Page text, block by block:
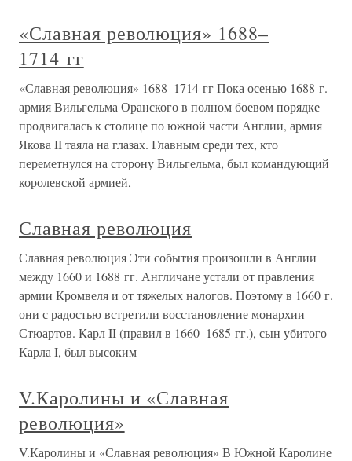
«Славная революция» 1688–
1714 гг
«Славная революция» 1688–1714 гг Пока осенью 1688 г.
армия Вильгельма Оранского в полном боевом порядке
продвигалась к столице по южной части Англии, армия
Якова II таяла на глазах. Главным среди тех, кто
переметнулся на сторону Вильгельма, был командующий
королевской армией,
Славная революция
Славная революция Эти события произошли в Англии
между 1660 и 1688 гг. Англичане устали от правления
армии Кромвеля и от тяжелых налогов. Поэтому в 1660 г.
они с радостью встретили восстановление монархии
Стюартов. Карл II (правил в 1660–1685 гг.), сын убитого
Карла I, был высоким
V.Каролины и «Славная
революция»
V.Каролины и «Славная революция» В Южной Каролине